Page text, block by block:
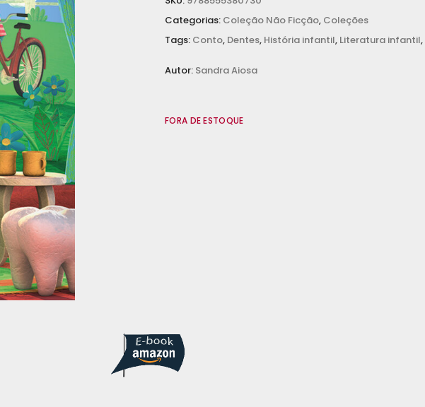
Categorias: Coleção Não Ficção, Coleções
Tags: Conto, Dentes, História infantil, Literatura infantil,
Autor: Sandra Aiosa
FORA DE ESTOQUE